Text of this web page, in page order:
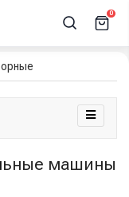
0
машины